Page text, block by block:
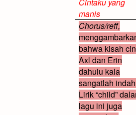
manis
Chorus/reff,
bahwa kisah
Axl dan Erin
dahulu kala
sangatlah
Lirik “child”
lagu ini juga